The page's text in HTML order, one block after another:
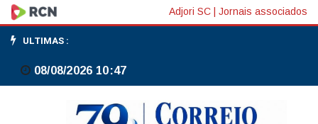
Correção:
Ibovespa
inicia
Adjori SC Jornais associados
ULTIMAS :
08/08/2026 10:47